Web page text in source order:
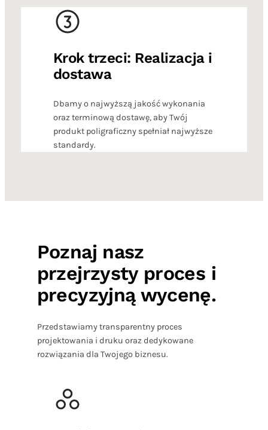
Krok trzeci: Realizacja i
dostawa
Dbamy o najwyższą jakość wykonania
oraz terminową dostawę, aby Twój
produkt poligraficzny spełniał najwyższe
standardy.
Poznaj nasz
przejrzysty proces i
precyzyjną wycenę.
Przedstawiamy transparentny proces
projektowania i druku oraz dedykowane
rozwiązania dla Twojego biznesu.